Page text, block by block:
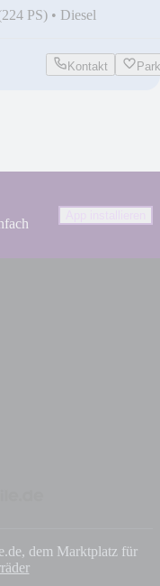
PS) • Diesel
Kontakt
dem Marktplatz für